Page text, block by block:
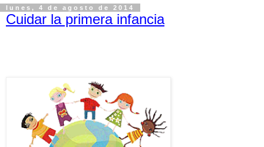
lunes, 4 de agosto de 2014
Cuidar la primera infancia